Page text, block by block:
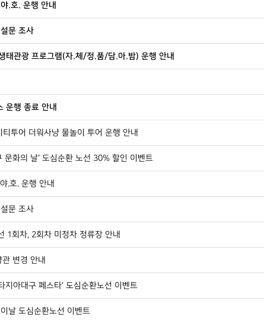
.호. 운행 안내
문 조사
태관광 프로그램(자.체/정.품/담.아.밤) 운행 안내
운행 종료 안내
투어 더워사냥 물놀이 투어 운행 안내
문화의 날' 도심순환 노선 30% 할인 이벤트
.호. 운행 안내
문 조사
1회차, 2회차 미정차 정류장 안내
변경 안내
지아대구 페스타' 도심순환노선 이벤트
날 도심순환노선 이벤트